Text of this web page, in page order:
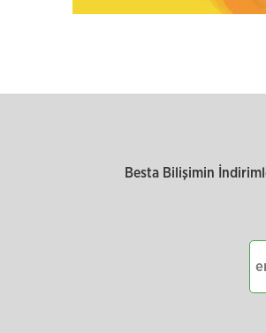
Besta Bilişimin